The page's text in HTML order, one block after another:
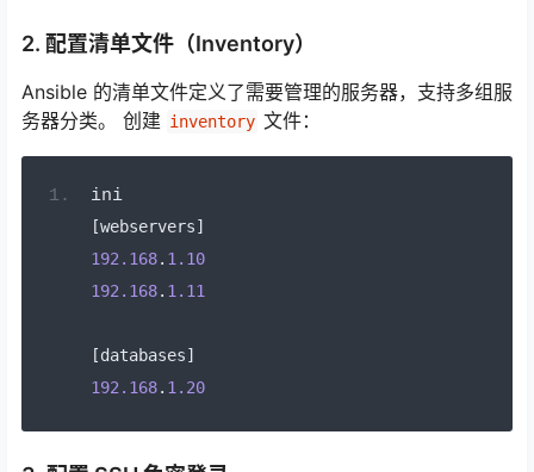
2. 配置清单文件（Inventory）
Ansible 的清单文件定义了需要管理的服务器，支持多组服
务器分类。 创建 inventory 文件：
ini
[webservers]
192.168. 1.10
192.168. 1.11
[databases]
192.168. 1.20